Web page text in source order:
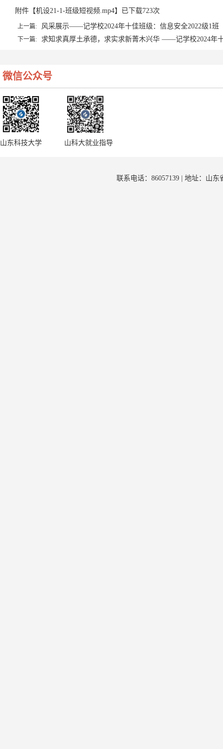
附件【机设21-1-班级短视频.mp4】已下载723次
上一篇: 风采展示——记学校2024年十佳班级：信息安全2022级1班
下一篇: 求知求真厚土承德，求实求新菁木兴华 ——记学校2024年
微信公众号
山东科技大学 山科大就业指导
联系电话：86057139 | 地址：山